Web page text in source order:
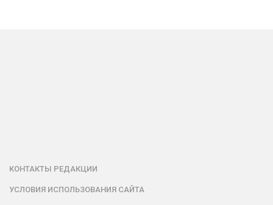
КОНТАКТЫ РЕДАКЦИИ
УСЛОВИЯ ИСПОЛЬЗОВАНИЯ САЙТА